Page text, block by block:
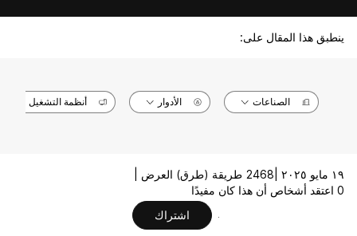
ينطبق هذا المقال على:
الصناعات الأدوار أنظمة التشغيل
١٩ مايو ٢٠٢٥ |
2468 طريقة (طرق) العرض |
0 اعتقد أشخاص أن هذا كان مفيدًا
اشتراك